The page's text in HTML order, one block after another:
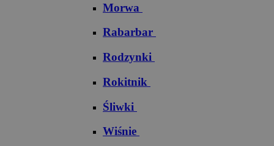
Morwa
Rabarbar
Rodzynki
Rokitnik
Śliwki
Wiśnie